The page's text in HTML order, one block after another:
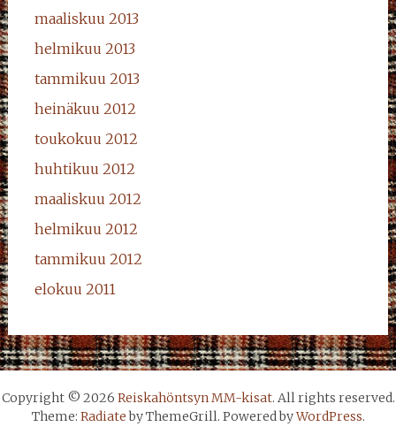
maaliskuu 2013
helmikuu 2013
tammikuu 2013
heinäkuu 2012
toukokuu 2012
huhtikuu 2012
maaliskuu 2012
helmikuu 2012
tammikuu 2012
elokuu 2011
Copyright © 2026 Reiskahöntsyn MM-kisat. All rights reserved.
Theme: Radiateby ThemeGrill. Powered byWordPress.